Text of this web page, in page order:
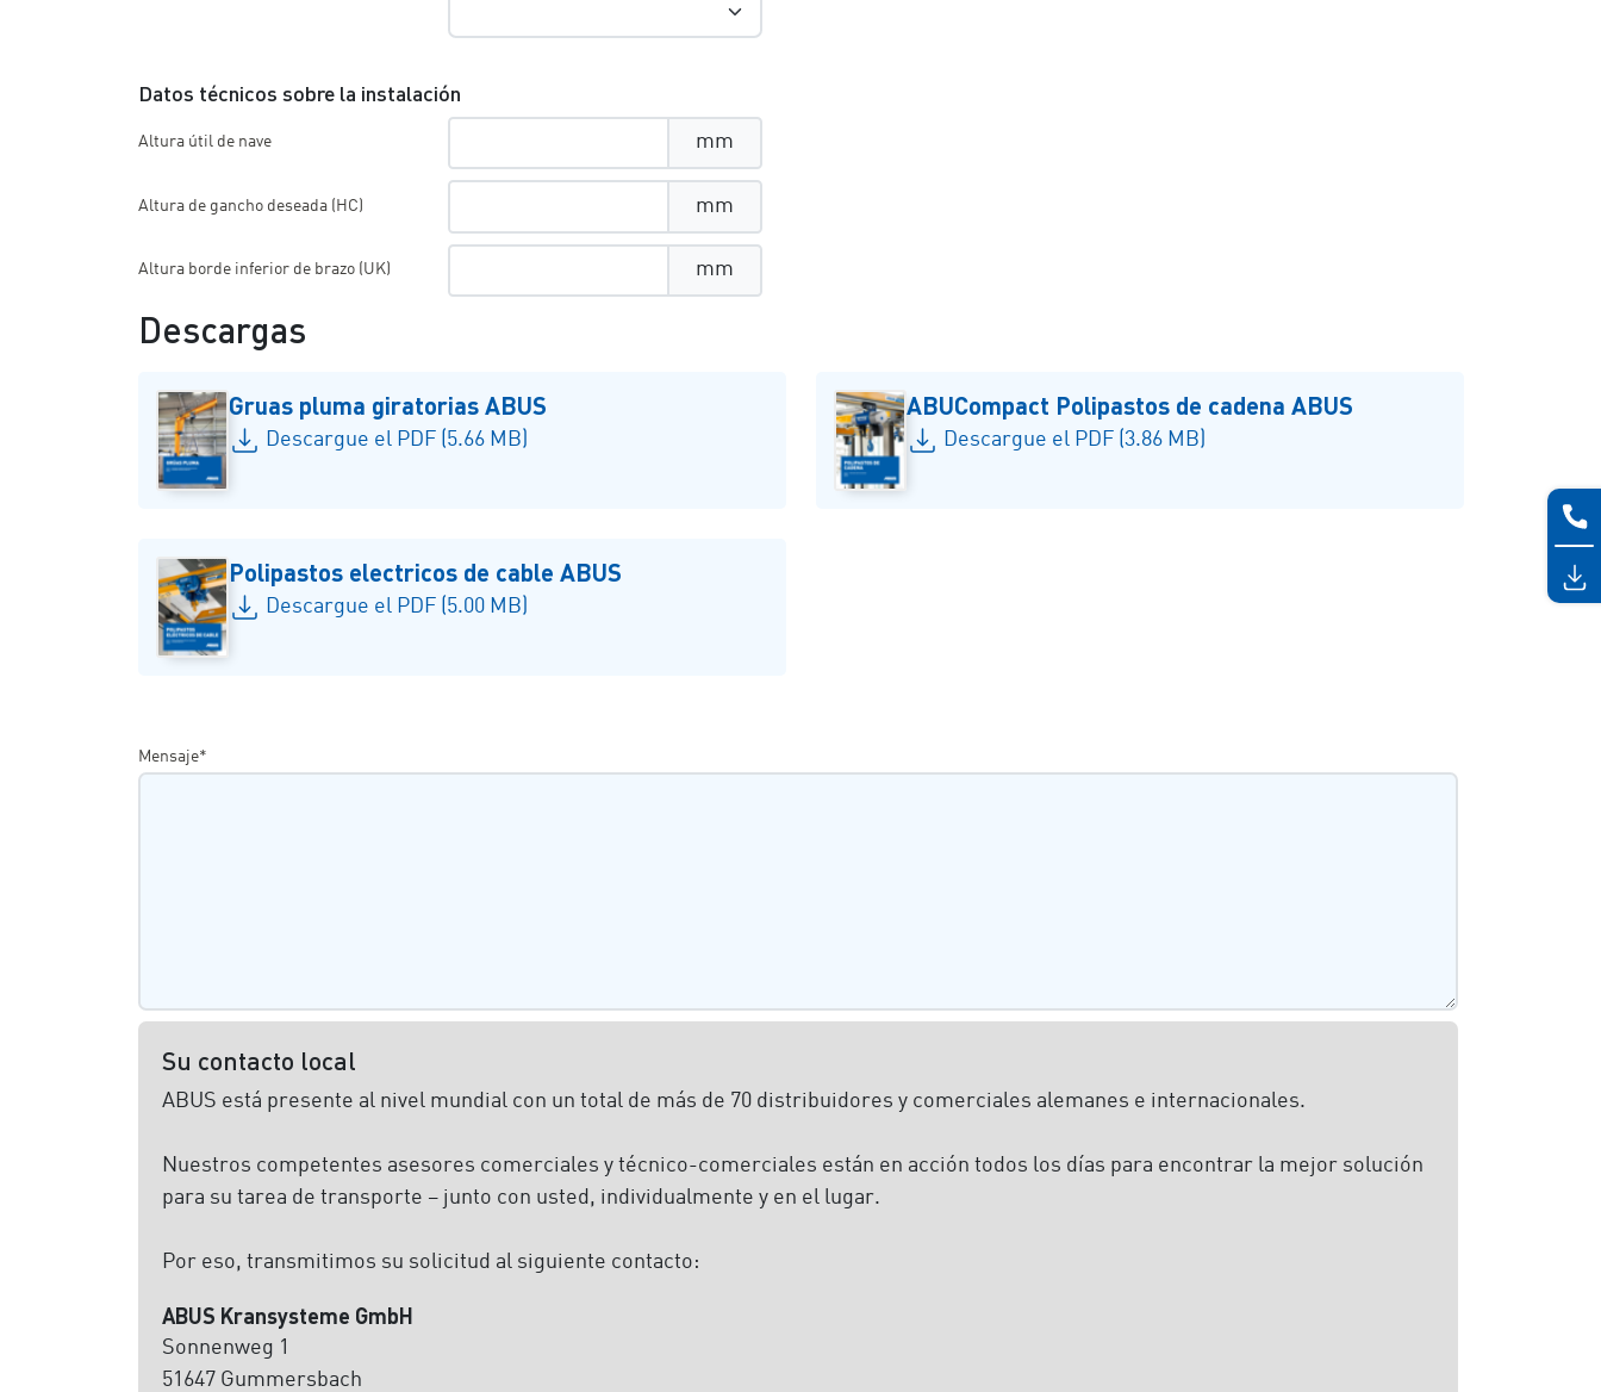
Datos técnicos sobre la instalación
Altura útil de nave mm
Altura de gancho deseada (HC) mm
Altura borde inferior de brazo (UK) mm
Descargas
Gruas pluma giratorias ABUS
Descargue el PDF (5.66 MB)
ABUCompact Polipastos de cadena ABUS
Descargue el PDF (3.86 MB)
Polipastos electricos de cable ABUS
Descargue el PDF (5.00 MB)
Mensaje*
Su contacto local
ABUS está presente al nivel mundial con un total de más de 70 distribuidores y comerciales alemanes e internacionales.
Nuestros competentes asesores comerciales y técnico-comerciales están en acción todos los días para encontrar la mejor solución
para su tarea de transporte – junto con usted, individualmente y en el lugar.
Por eso, transmitimos su solicitud al siguiente contacto:
ABUS Kransysteme GmbH
Sonnenweg 1
51647 Gummersbach